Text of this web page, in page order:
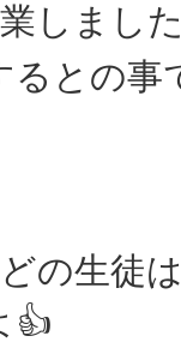
しまし
るとの
の生徒
👍